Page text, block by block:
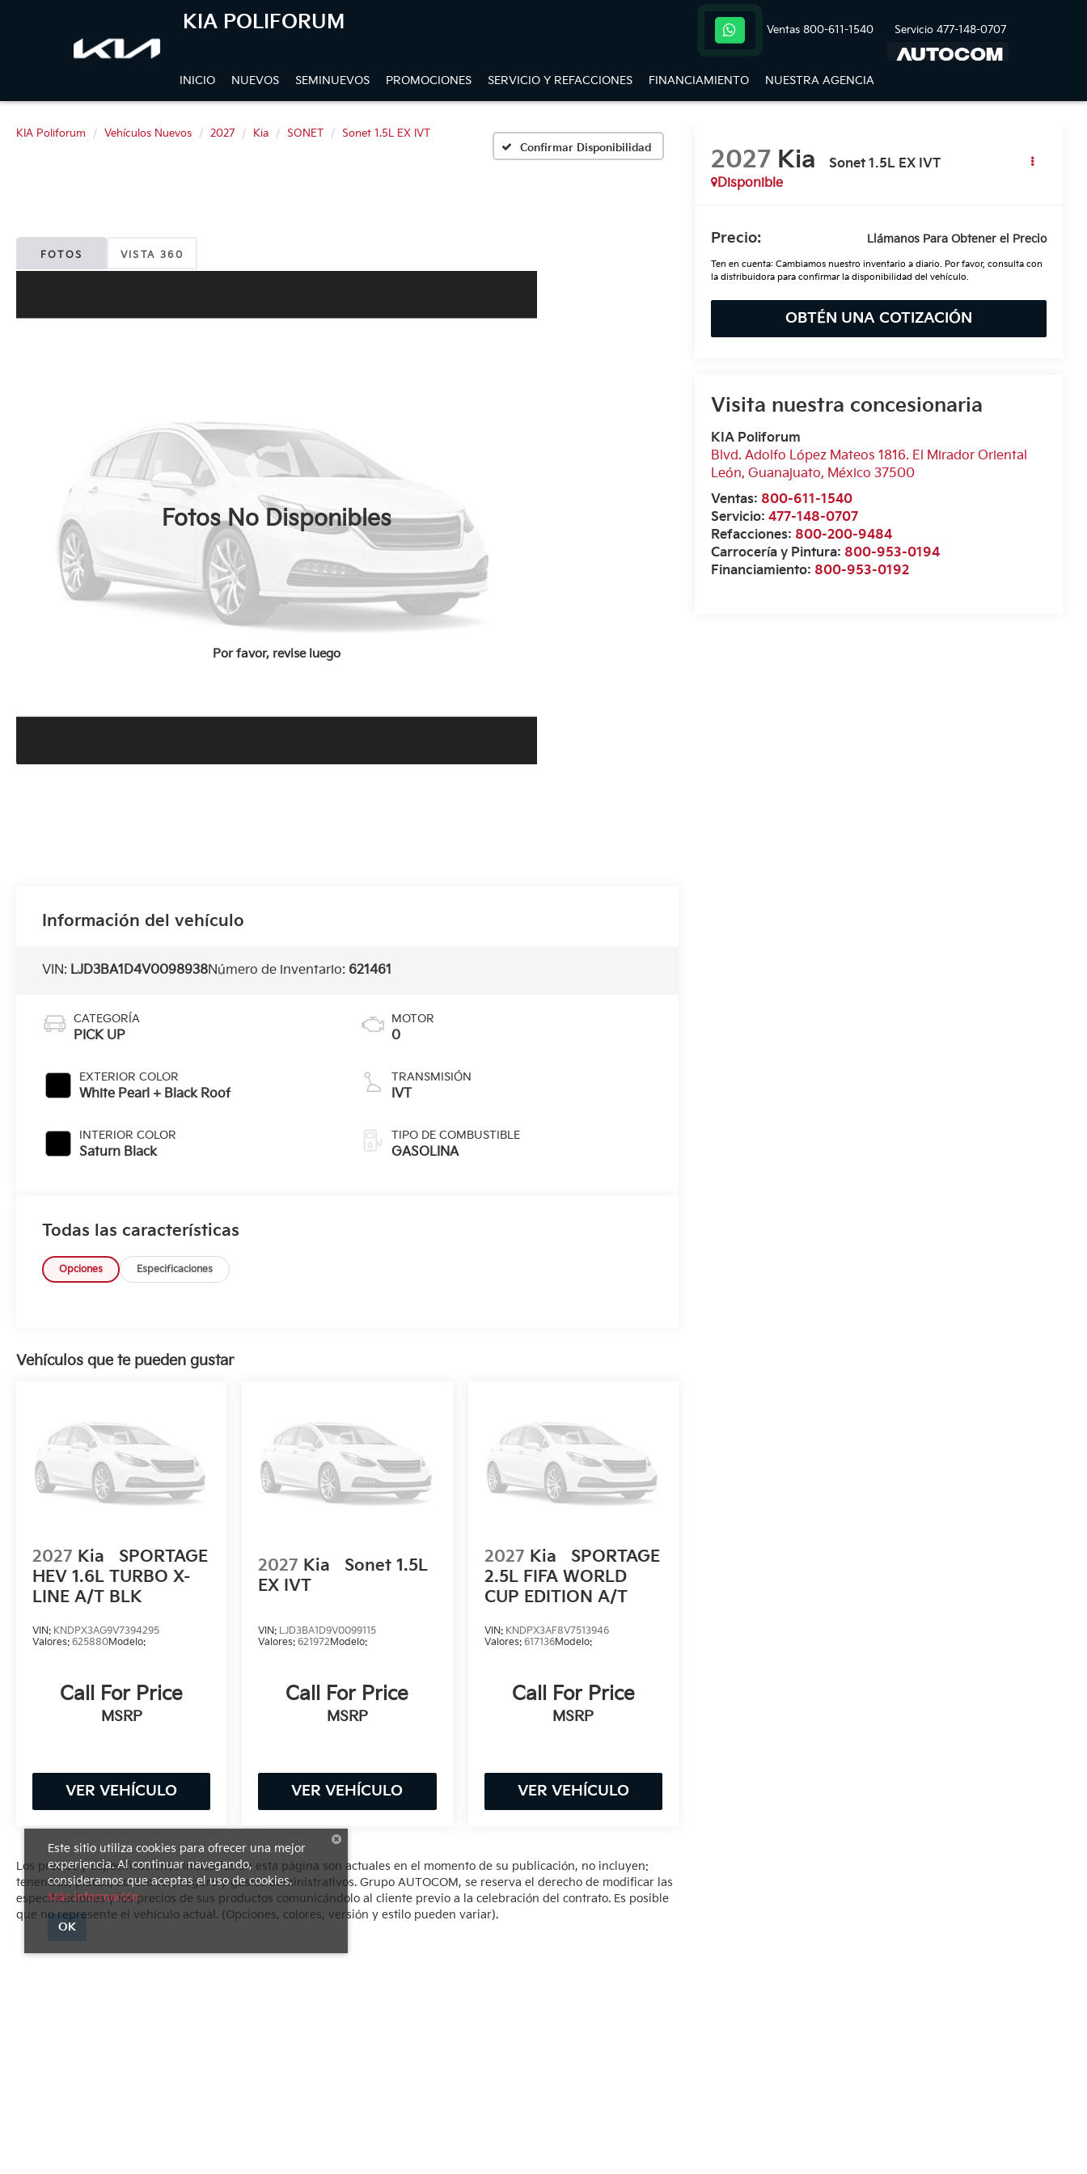
KIA POLIFORUM Ventas 800-611-1540 Servicio 477-148-0707
INICIO NUEVOS SEMINUEVOS PROMOCIONES SERVICIO Y REFACCIONES FINANCIAMIENTO NUESTRA AGENCIA
KIA Poliforum Vehículos Nuevos 2027 Kia SONET
Sonet 1.5L EX IVT
Confirmar Disponibilidad
FOTOS VISTA 360
Fotos No Disponibles
Por favor, revise luego
2027 Kia
Sonet 1.5L EX IVT
Disponible
Precio: Llámanos Para Obtener el Precio
Ten en cuenta: Cambiamos nuestro inventario a diario. Por favor, consulta con
la distribuidora para confirmar la disponibilidad del vehículo.
OBTÉN UNA COTIZACIÓN
Visita nuestra concesionaria
KIA Poliforum
Blvd. Adolfo López Mateos 1816. El Mirador Oriental
León,Guanajuato, México 37500
Ventas: 800-611-1540
Servicio:477-148-0707
Refacciones: 800-200-9484
Carrocería y Pintura: 800-953-0194
Financiamiento: 800-953-0192
Información del vehículo
VIN: LJD3BA1D4V0098938Número de inventario: 621461
CATEGORÍA
PICK UP
EXTERIOR COLOR
White Pearl + Black Roof
INTERIOR COLOR
Saturn Black
MOTOR
0
TRANSMISIÓN
IVT
TIPO DE COMBUSTIBLE
GASOLINA
Todas las características
Opciones Especificaciones
Vehículos que te pueden gustar
2027 Kia
SPORTAGE
HEV 1.6L TURBO X-
LINE A/T BLK
VIN: KNDPX3AG9V7394295
Valores: 625880Modelo:
Call For Price
MSRP
VER VEHÍCULO
2027 Kia
Sonet 1.5L
EX IVT
VIN: LJD3BA1D9V0099115
Valores:621972 Modelo:
Call For Price
MSRP
VER VEHÍCULO
2027 Kia
SPORTAGE
2.5L FIFA WORLD
CUP EDITION A/T
VIN: KNDPX3AF8V7513946
Valores: 617136Modelo:
Call For Price
MSRP
VER VEHÍCULO
Los precios y especificaciones indicados en esta página son actuales en el momento de su publicación, no incluyen:
tenencias, placas, accesorios, seguro y gastos administrativos. Grupo AUTOCOM, se reserva el derecho de modificar las
especificaciones y los precios de sus productos comunicándolo al cliente previo a la celebración del contrato. Es posible
que no represente el vehículo actual. (Opciones, colores, versión y estilo pueden variar).
Este sitio utiliza cookies para ofrecer una mejor
experiencia. Al continuar navegando,
consideramos que aceptas el uso de cookies.
Más información
OK